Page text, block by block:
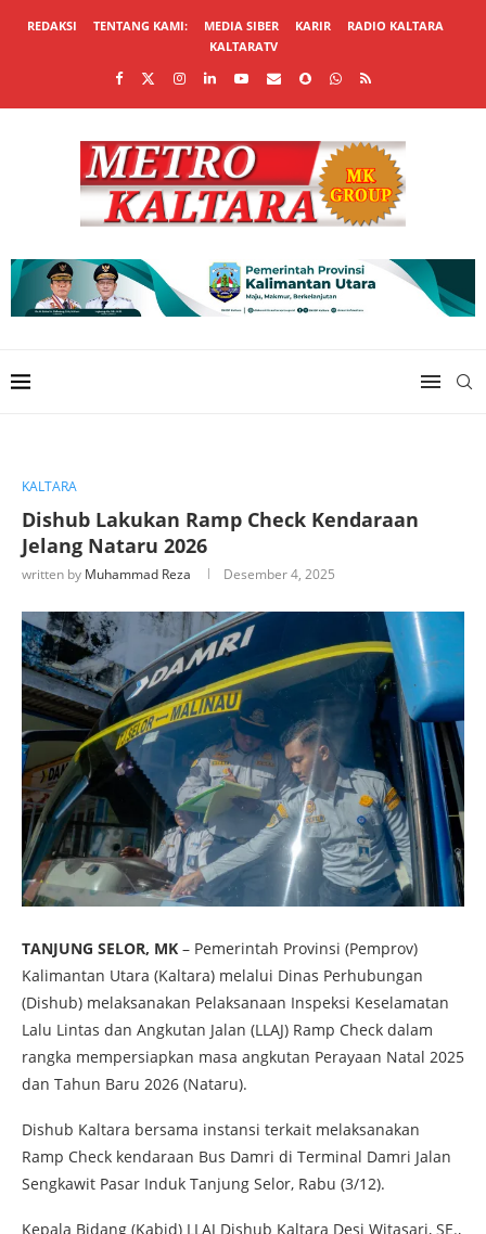
REDAKSI TENTANG KAMI: MEDIA SIBER KARIR
RADIO KALTARA
KALTARATV
KALTARA
Dishub Lakukan Ramp Check Kendaraan
Jelang Nataru 2026
written by Muhammad Reza Desember 4, 2025
TANJUNG SELOR, MK – Pemerintah Provinsi (Pemprov)
Kalimantan Utara (Kaltara) melalui Dinas Perhubungan
(Dishub) melaksanakan Pelaksanaan Inspeksi Keselamatan
Lalu Lintas dan Angkutan Jalan (LLAJ) Ramp Check dalam
rangka mempersiapkan masa angkutan Perayaan Natal 2025
dan Tahun Baru 2026 (Nataru).
Dishub Kaltara bersama instansi terkait melaksanakan
Ramp Check kendaraan Bus Damri di Terminal Damri Jalan
Sengkawit Pasar Induk Tanjung Selor, Rabu (3/12).
Kepala Bidang (Kabid) LLAJ Dishub Kaltara Desi Witasari, SE.,